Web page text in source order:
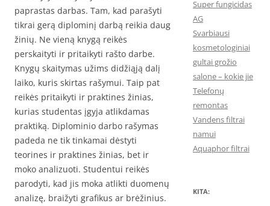
paprastas darbas. Tam, kad parašyti
tikrai gerą diplominį darbą reikia daug
žinių. Ne vieną knygą reikės
perskaityti ir pritaikyti rašto darbe.
Knygų skaitymas užims didžiąją dalį
laiko, kuris skirtas rašymui. Taip pat
reikės pritaikyti ir praktines žinias,
kurias studentas įgyja atlikdamas
praktiką. Diplominio darbo rašymas
padeda ne tik tinkamai dėstyti
teorines ir praktines žinias, bet ir
moko analizuoti. Studentui reikės
parodyti, kad jis moka atlikti duomenų
analizę, braižyti grafikus ar brėžinius.
Super fungicidas
AG
Svarbiausi
kosmetologiniai
gultai grožio
salone – kokie jie
Telefonų
remontas
Vandens filtrai
namui
Aquaphor filtrai
KITA: